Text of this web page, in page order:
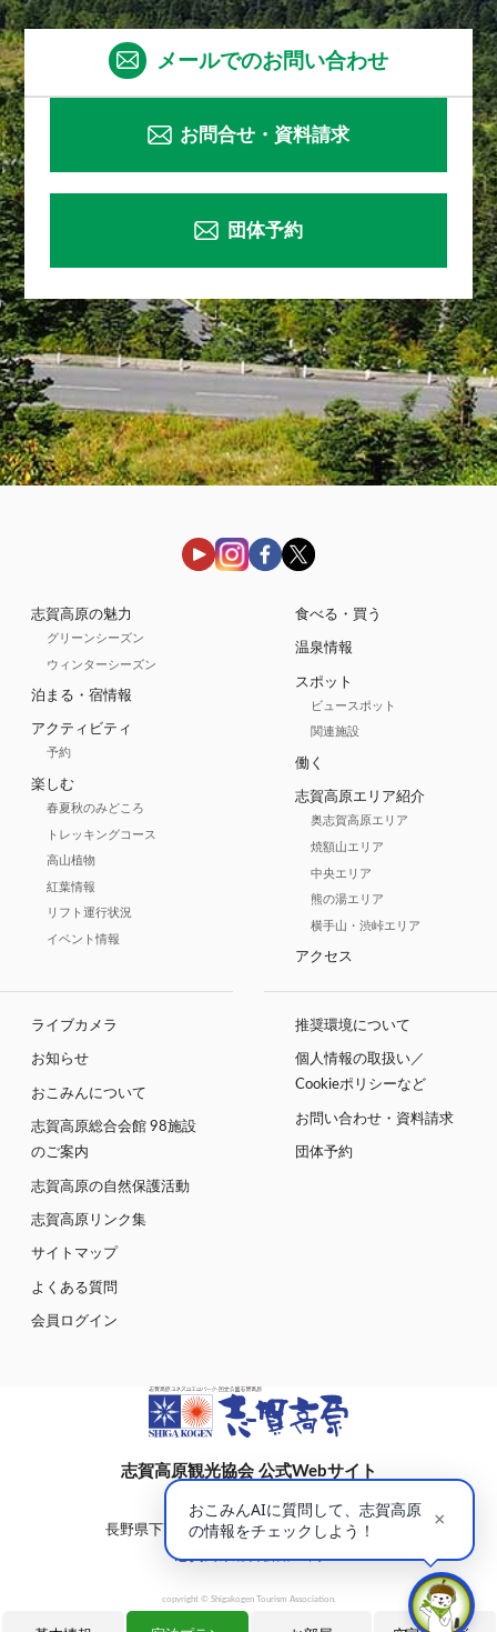
メールでのお問い合わせ
お問合せ・資料請求
団体予約
志賀高原の魅力
グリーンシーズン
ウィンターシーズン
泊まる・宿情報
アクティビティ
予約
楽しむ
春夏秋のみどころ
トレッキングコース
高山植物
紅葉情報
リフト運行状況
イベント情報
食べる・買う
温泉情報
スポット
ビュースポット
関連施設
働く
志賀高原エリア紹介
奥志賀高原エリア
焼額山エリア
中央エリア
熊の湯エリア
横手山・渋峠エリア
アクセス
ライブカメラ
お知らせ
おこみんについて
志賀高原総合会館 98施設
のご案内
志賀高原の自然保護活動
志賀高原リンク集
サイトマップ
よくある質問
会員ログイン
推奨環境について
個人情報の取扱い／
Cookieポリシーなど
お問い合わせ・資料請求
団体予約
志賀高原観光協会 公式Webサイト
〒381-0401
長野県下高井郡山ノ内町大字平穏7148(蓮池)
志賀高原総合会館98内
copyright © Shigakogen Tourism Association.